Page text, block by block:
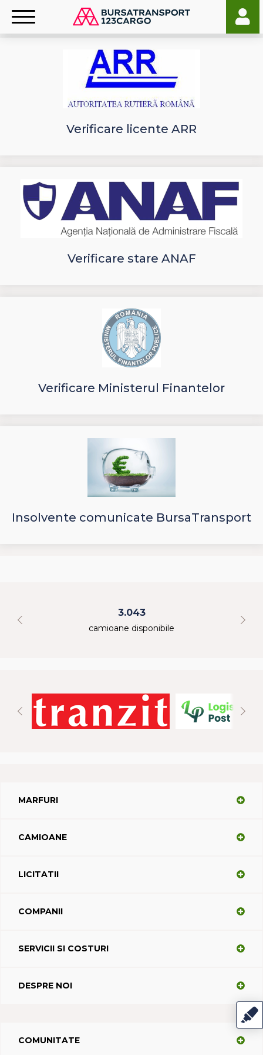
Verificare licente ARR
Verificare stare ANAF
Verificare Ministerul Finantelor
Insolvente comunicate BursaTransport
3.043
camioane disponibile
MARFURI
CAMIOANE
LICITATII
COMPANII
SERVICII SI COSTURI
DESPRE NOI
COMUNITATE